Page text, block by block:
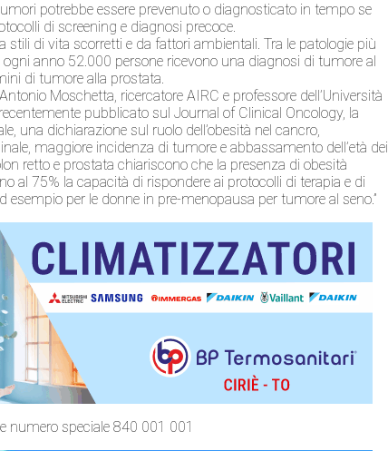
potrebbe essere prevenuto o diagnosticato in tempo se
di screening e diagnosi precoce.
di vita scorretti e da fattori ambientali. Tra le patologie più
anno 52.000 persone ricevono una diagnosi di tumore al
di tumore alla prostata.
Moschetta, ricercatore AIRC e professore dell’Università
pubblicato sul Journal of Clinical Oncology, la
una dichiarazione sul ruolo dell’obesità nel cancro,
maggiore incidenza di tumore e abbassamento dell’età dei
retto e prostata chiariscono che la presenza di obesità
al 75% la capacità di rispondere ai protocolli di terapia e di
per le donne in pre-menopausa per tumore al seno.”
numero speciale 840 001 001